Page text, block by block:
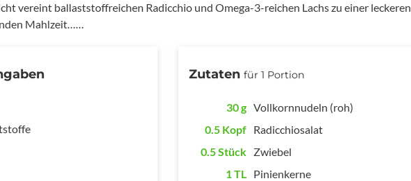
vereint ballaststoffreichen Radicchio und Omega-3-reichen Lachs zu einer leckeren
Mahlzeit……
Zutaten für 1 Portion
30 g Vollkornnudeln (roh)
0.5 Kopf Radicchiosalat
0.5 Stück Zwiebel
1 TL Pinienkerne